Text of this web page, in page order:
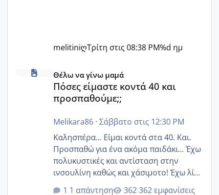
melitiniღΤρίτη στις 08:38 PM%d ημ
Πόσες είμαστε κοντά 40 και προσπαθούμε;;
Θέλω να γίνω μαμά
Πόσες είμαστε κοντά 40 και
προσπαθούμε;;
Melikara86· Σάββατο στις 12:30 PM
Καλησπέρα... Είμαι κοντά στα 40. Και.
Προσπαθώ για ένα ακόμα παιδάκι... Έχω
πολυκυστικές και αντίσταση στην
ινσουλίνη καθώς και χάσιμοτο! Έχω λίγα
κιλά παραπάνω και όσο κ αν προσπαθώ
1 απάντηση 362 εμφανίσεις